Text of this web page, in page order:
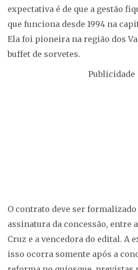
expectativa é de que a gestão
que funciona desde 1994 na
Ela foi pioneira na região dos
buffet de sorvetes.
Publicidade
O contrato deve ser
assinatura da concessão, entre
Cruz e a vencedora do edital. A
isso ocorra somente após a